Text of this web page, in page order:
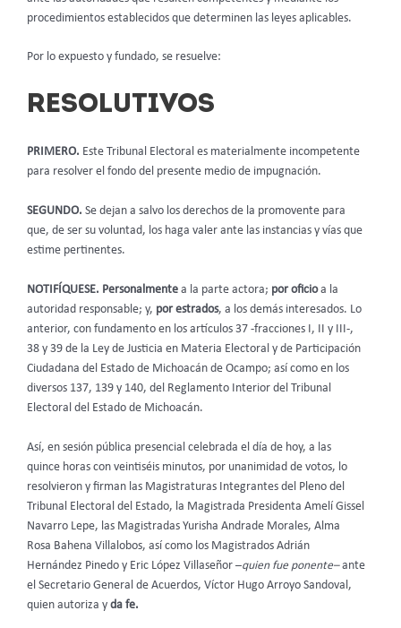
procedimientos establecidos que determinen las leyes aplicables.
Por lo expuesto y fundado, se resuelve:
RESOLUTIVOS
PRIMERO. Este Tribunal Electoral es materialmente incompetente
para resolver el fondo del presente medio de impugnación.
SEGUNDO. Se dejan a salvo los derechos de la promovente para
que, de ser su voluntad, los haga valer ante las instancias y vías que
estime pertinentes.
NOTIFÍQUESE. Personalmente a la parte actora; por oficioa la
autoridad responsable; y, por estrados, a los demás interesados. Lo
anterior, con fundamento en los artículos 37 -fracciones I, II y III-,
38 y 39 de la Ley de Justicia en Materia Electoral y de Participación
Ciudadana del Estado de Michoacán de Ocampo; así como en los
diversos 137, 139 y 140, del Reglamento Interior del Tribunal
Electoral del Estado de Michoacán.
Así, en sesión pública presencial celebrada el día de hoy, a las
quince horas con veintiséis minutos, por unanimidad de votos, lo
resolvieron y firman las Magistraturas Integrantes del Pleno del
Tribunal Electoral del Estado, la Magistrada Presidenta Amelí Gissel
Navarro Lepe, las Magistradas Yurisha Andrade Morales, Alma
Rosa Bahena Villalobos, así como los Magistrados Adrián
Hernández Pinedo y Eric López Villaseñor –quien fue ponente–ante
el Secretario General de Acuerdos, Víctor Hugo Arroyo Sandoval,
quien autoriza y da fe.